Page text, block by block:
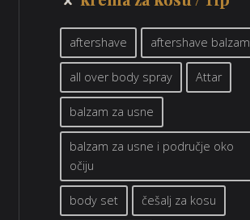
aftershave aftershave balzam
all over body spray Attar
balzam za usne
balzam za usne i područje oko
očiju
body set češalj za kosu